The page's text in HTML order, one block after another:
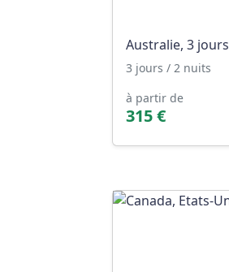
Australie, 3 jours
3 jours / 2 nuits
à partir de
315 €